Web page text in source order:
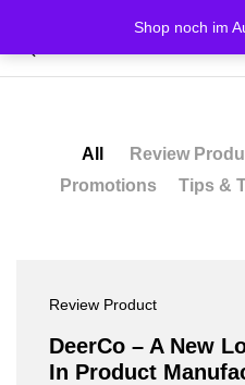
Shop noch im
All Review
Promotions
Tips &
Review Product
DeerCo – A New
In Product